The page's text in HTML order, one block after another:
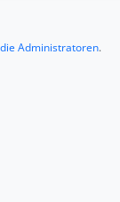
die Administratoren.